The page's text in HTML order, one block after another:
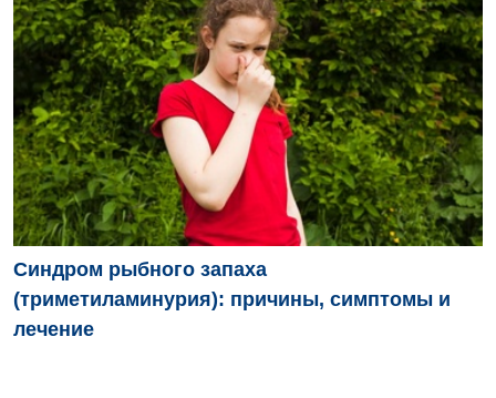
Синдром рыбного запаха
(триметиламинурия): причины, симптомы и
лечение